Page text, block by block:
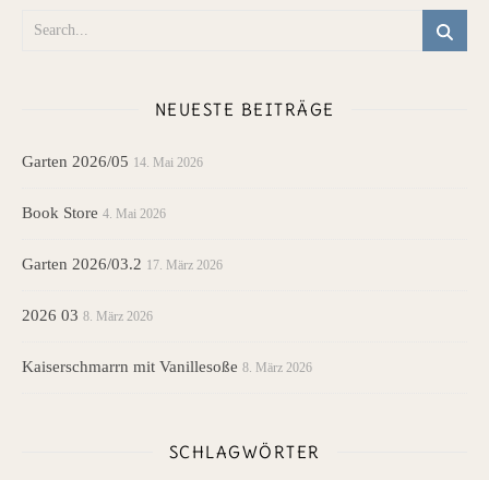
NEUESTE BEITRÄGE
Garten 2026/05 14. Mai 2026
Book Store 4. Mai 2026
Garten 2026/03.2 17. März 2026
2026 03 8. März 2026
Kaiserschmarrn mit Vanillesoße 8. März 2026
SCHLAGWÖRTER